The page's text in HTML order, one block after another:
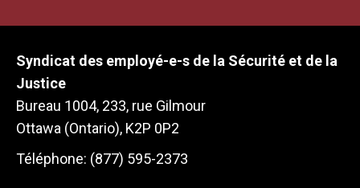
Syndicat des employé-e-s de la Sécurité et de la
Justice
Bureau 1004, 233, rue Gilmour
Ottawa (Ontario), K2P 0P2
Téléphone: (877) 595-2373